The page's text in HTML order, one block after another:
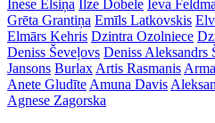
Inese Elsiņa Ilze Dobele Ieva
Grēta Grantiņa Emīls Latkovskis
Elmārs Kehris Dzintra Ozolniece
Deniss Ševeļovs Deniss Aleksandrs
Jansons Burlax Artis Rasmanis
Anete Gludīte Amuna Davis
Agnese Zagorska